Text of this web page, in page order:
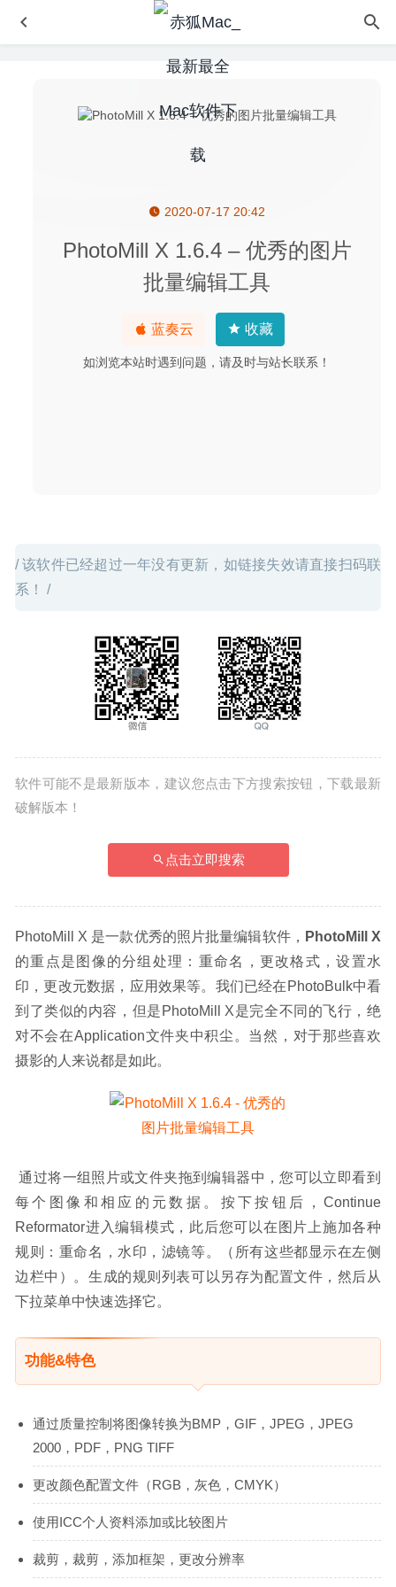
2020-07-17 20:42
PhotoMill X 1.6.4 – 优秀的图片
批量编辑工具
蓝奏云 收藏
如浏览本站时遇到问题，请及时与站长联系！
/ 该软件已经超过一年没有更新，如链接失效请直接扫码联
系！ /
软件可能不是最新版本，建议您点击下方搜索按钮，下载最新
破解版本！
点击立即搜索
PhotoMill X 是一款优秀的照片批量编辑软件， PhotoMill X
的重点是图像的分组处理：重命名，更改格式，设置水
印，更改元数据，应用效果等。我们已经在PhotoBulk中看
到了类似的内容，但是PhotoMill X是完全不同的飞行，绝
对不会在Application文件夹中积尘。当然，对于那些喜欢
摄影的人来说都是如此。
通过将一组照片或文件夹拖到编辑器中，您可以立即看到
每个图像和相应的元数据。按下按钮后，Continue
Reformator进入编辑模式，此后您可以在图片上施加各种
规则：重命名，水印，滤镜等。（所有这些都显示在左侧
边栏中）。生成的规则列表可以另存为配置文件，然后从
下拉菜单中快速选择它。
功能&特色
通过质量控制将图像转换为BMP，GIF，JPEG，JPEG
2000，PDF，PNG TIFF
更改颜色配置文件（RGB，灰色，CMYK）
使用ICC个人资料添加或比较图片
裁剪，裁剪，添加框架，更改分辨率
EndNote X9.3.2 fixed for Mac- 专业的文献论文管理软件
Macx Video Converter Pro 6.9.0 中文破解版–功能强大的
2025-08-19
OmniFocus Pro 3.9.2 中文版-强大的时间任务管理软件
[实时更新]Adobe 监测IP快速屏蔽软件-专为解决Adobe 系